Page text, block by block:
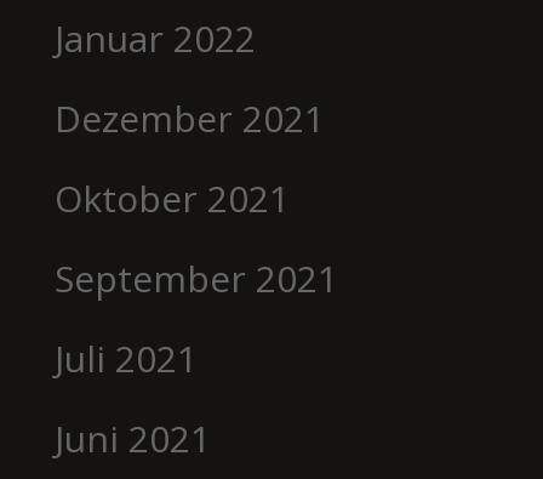
Januar 2022
Dezember 2021
Oktober 2021
September 2021
Juli 2021
Juni 2021